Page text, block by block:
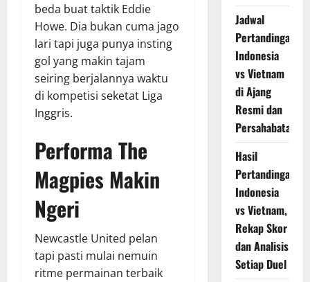
beda buat taktik Eddie
Howe. Dia bukan cuma jago
lari tapi juga punya insting
gol yang makin tajam
seiring berjalannya waktu
di kompetisi seketat Liga
Inggris.
Performa The
Magpies Makin
Ngeri
Newcastle United pelan
tapi pasti mulai nemuin
ritme permainan terbaik
Jadwal
Pertandingan
Indonesia
vs Vietnam
di Ajang
Resmi dan
Persahabatan
Hasil
Pertandingan
Indonesia
vs Vietnam,
Rekap Skor
dan Analisis
Setiap Duel